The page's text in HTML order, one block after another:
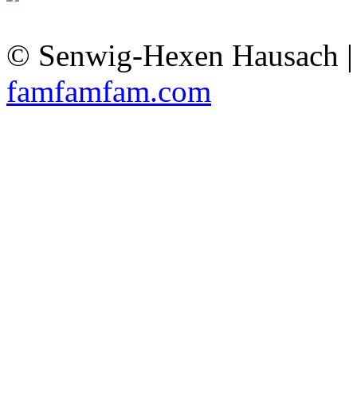
© Senwig-Hexen Hausach
famfamfam.com